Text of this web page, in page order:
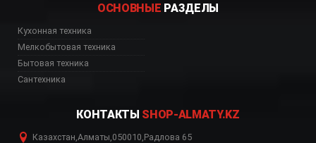
ОСНОВНЫЕ РАЗДЕЛЫ
Кухонная техника
Мелкобытовая техника
Бытовая техника
Сантехника
КОНТАКТЫ SHOP-ALMATY.KZ
Казахстан Алматы 050010 Радлова 65